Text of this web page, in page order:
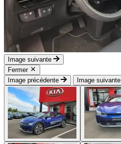
Image suivante
Fermer
Image précédente
Image suivante